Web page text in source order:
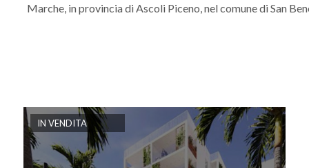
Marche, in provincia di Ascoli Piceno, nel comune di San
IN VENDITA